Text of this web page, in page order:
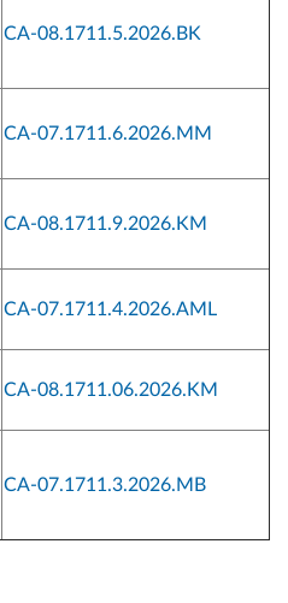
CA-08.1711.5.2026.BK
CA-07.1711.6.2026.MM
CA-08.1711.9.2026.KM
CA-07.1711.4.2026.AML
CA-08.1711.06.2026.KM
CA-07.1711.3.2026.MB